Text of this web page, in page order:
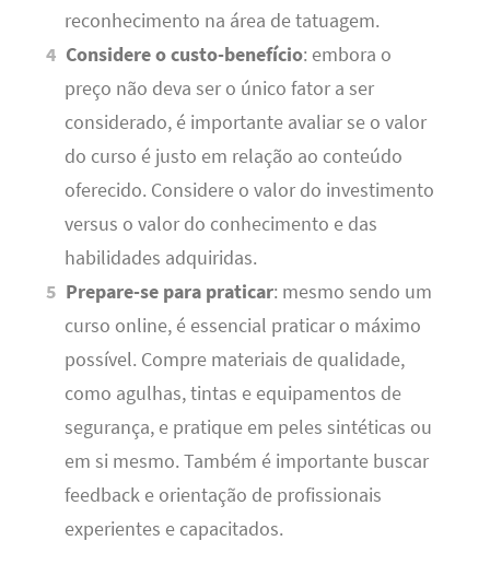
reconhecimento na área de tatuagem.
Considere o custo-benefício: embora o
preço não deva ser o único fator a ser
considerado, é importante avaliar se o valor
do curso é justo em relação ao conteúdo
oferecido. Considere o valor do investimento
versus o valor do conhecimento e das
habilidades adquiridas.
Prepare-se para praticar: mesmo sendo um
curso online, é essencial praticar o máximo
possível. Compre materiais de qualidade,
como agulhas, tintas e equipamentos de
segurança, e pratique em peles sintéticas ou
em si mesmo. Também é importante buscar
feedback e orientação de profissionais
experientes e capacitados.